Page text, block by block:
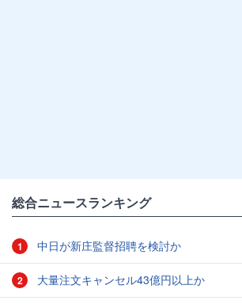
総合ニュースランキング
1 中日が新庄監督招聘を検討か
2 大量注文キャンセル43億円以上か